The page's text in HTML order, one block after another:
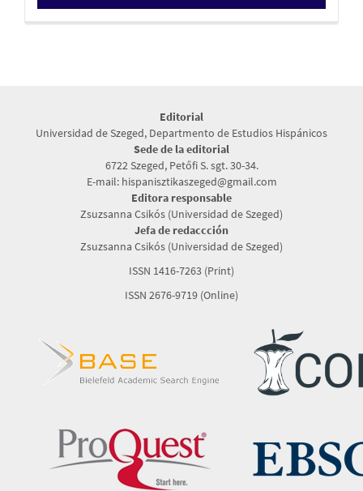
Editorial
Universidad de Szeged, Departmento de Estudios Hispánicos
Sede de la editorial
6722 Szeged, Petőfi S. sgt. 30-34.
E-mail: hispanisztikaszeged@gmail.com
Editora responsable
Zsuzsanna Csikós (Universidad de Szeged)
Jefa de redaccción
Zsuzsanna Csikós (Universidad de Szeged)
ISSN 1416-7263 (Print)
ISSN 2676-9719 (Online)